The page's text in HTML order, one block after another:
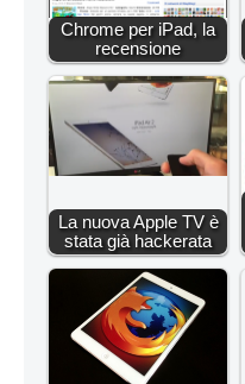
Chrome per iPad, la
recensione
La nuova Apple TV è
stata già hackerata